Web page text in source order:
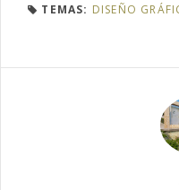
TEMAS: DISEÑO